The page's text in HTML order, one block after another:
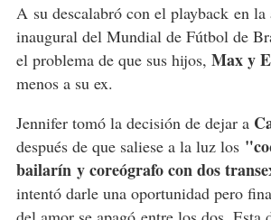
A su descalabró con el playback en la
inaugural del Mundial de Fútbol de
el problema de que sus hijos, Max y
menos a su ex.
Jennifer tomó la decisión de dejar a
después de que saliese a la luz los
bailarín y coreógrafo con dos
intentó darle una oportunidad pero